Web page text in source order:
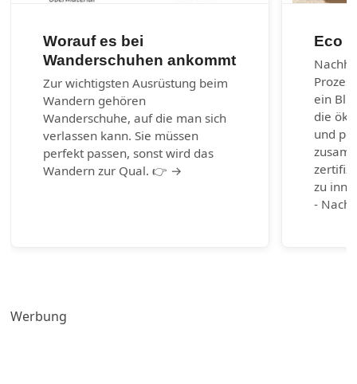
Worauf es bei
Wanderschuhen ankommt
Zur wichtigsten Ausrüstung beim
Wandern gehören
Wanderschuhe, auf die man sich
verlassen kann. Sie müssen
perfekt passen, sonst wird das
Wandern zur Qual. 👉 →
Eco
ein
die
und
zu
-
Werbung